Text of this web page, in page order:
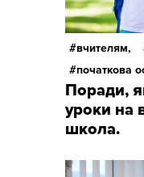
вчителям,
початкова
Поради,
уроки на
школа.